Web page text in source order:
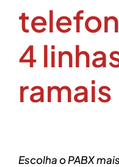
4
ramais
Escolha o PABX